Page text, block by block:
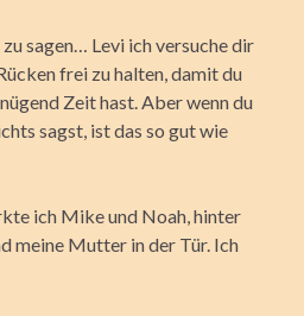
zu sagen… Levi ich versuche dir
frei zu halten, damit du
Zeit hast. Aber wenn du
sagst, ist das so gut wie
ich Mike und Noah, hinter
meine Mutter in der Tür. Ich